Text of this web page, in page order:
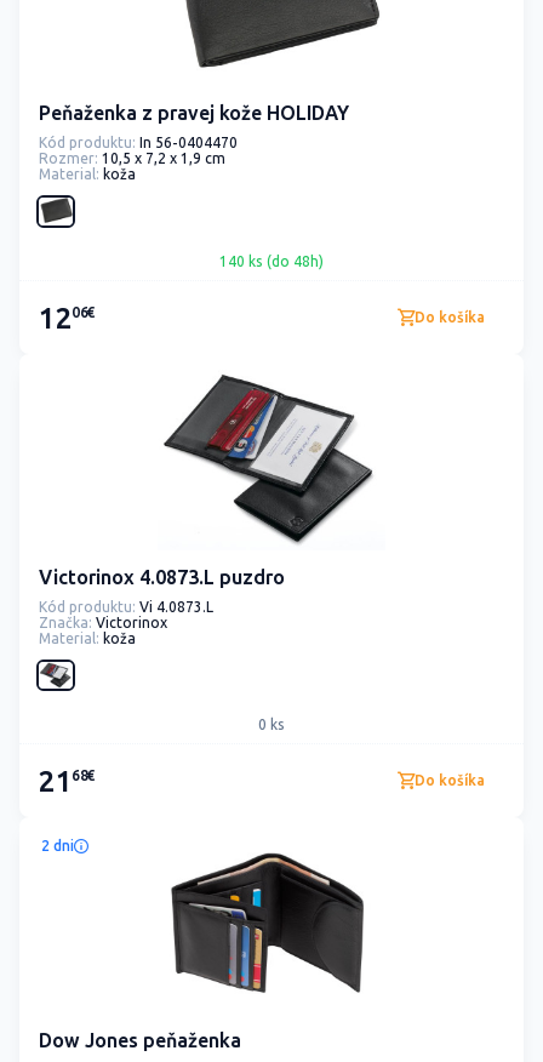
Peňaženka z pravej kože HOLIDAY
Kód produktu: In 56-0404470
Rozmer: 10,5 x 7,2 x 1,9 cm
Material: koža
140 ks (do 48h)
1206€ Do košíka
Victorinox 4.0873.L puzdro
Kód produktu: Vi 4.0873.L
Značka: Victorinox
Material: koža
0 ks
21 68€ Do košíka
2 dni
Dow Jones peňaženka